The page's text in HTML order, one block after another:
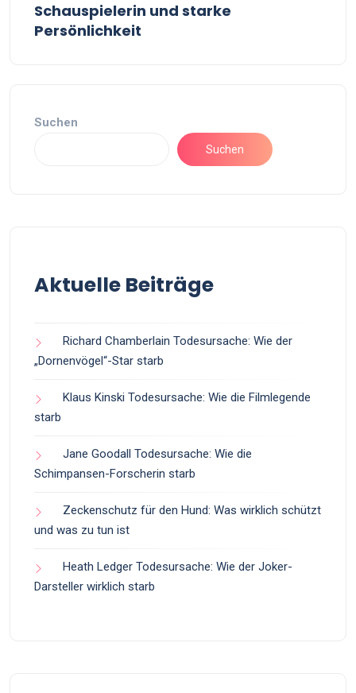
Schauspielerin und starke
Persönlichkeit
Suchen
Suchen
Aktuelle Beiträge
Richard Chamberlain Todesursache: Wie der
„Dornenvögel“-Star starb
Klaus Kinski Todesursache: Wie die Filmlegende
starb
Jane Goodall Todesursache: Wie die
Schimpansen-Forscherin starb
Zeckenschutz für den Hund: Was wirklich schützt
und was zu tun ist
Heath Ledger Todesursache: Wie der Joker-
Darsteller wirklich starb